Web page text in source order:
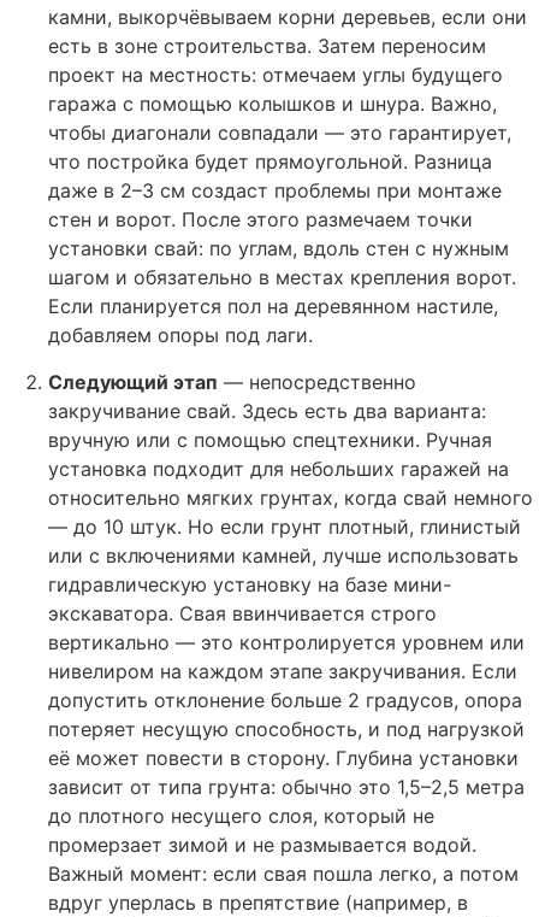
камни, выкорчёвываем корни деревьев, если они
есть в зоне строительства. Затем переносим
проект на местность: отмечаем углы будущего
гаража с помощью колышков и шнура. Важно,
чтобы диагонали совпадали — это гарантирует,
что постройка будет прямоугольной. Разница
даже в 2–3 см создаст проблемы при монтаже
стен и ворот. После этого размечаем точки
установки свай: по углам, вдоль стен с нужным
шагом и обязательно в местах крепления ворот.
Если планируется пол на деревянном настиле,
добавляем опоры под лаги.
Следующий этап — непосредственно
закручивание свай. Здесь есть два варианта:
вручную или с помощью спецтехники. Ручная
установка подходит для небольших гаражей на
относительно мягких грунтах, когда свай немного
— до 10 штук. Но если грунт плотный, глинистый
или с включениями камней, лучше использовать
гидравлическую установку на базе мини-
экскаватора. Свая ввинчивается строго
вертикально — это контролируется уровнем или
нивелиром на каждом этапе закручивания. Если
допустить отклонение больше 2 градусов, опора
потеряет несущую способность, и под нагрузкой
её может повести в сторону. Глубина установки
зависит от типа грунта: обычно это 1,5–2,5 метра
до плотного несущего слоя, который не
промерзает зимой и не размывается водой.
Важный момент: если свая пошла легко, а потом
вдруг уперлась в препятствие (например, в